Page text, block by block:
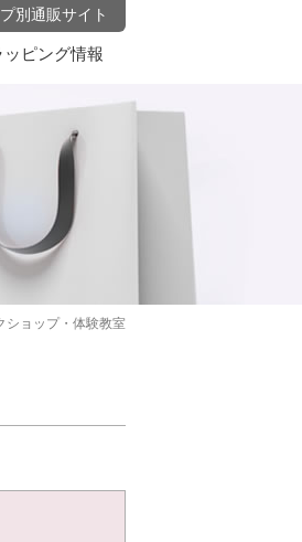
別通販サイト
ッピング情報
ショップ・体験教室